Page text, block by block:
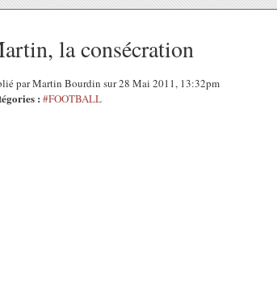
la consécration
par Martin Bourdin sur 28 Mai 2011, 13:32pm
: #FOOTBALL